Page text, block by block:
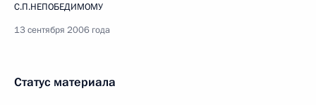
С.П.НЕПОБЕДИМОМУ
13 сентября 2006 года
Статус материала